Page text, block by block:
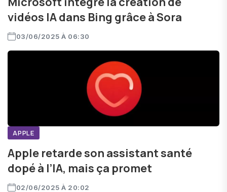
vidéos IA dans Bing grâce à Sora
03/06/2025 À 06:30
APPLE
Apple retarde son assistant santé
dopé à l’IA, mais ça promet
02/06/2025 À 20:02